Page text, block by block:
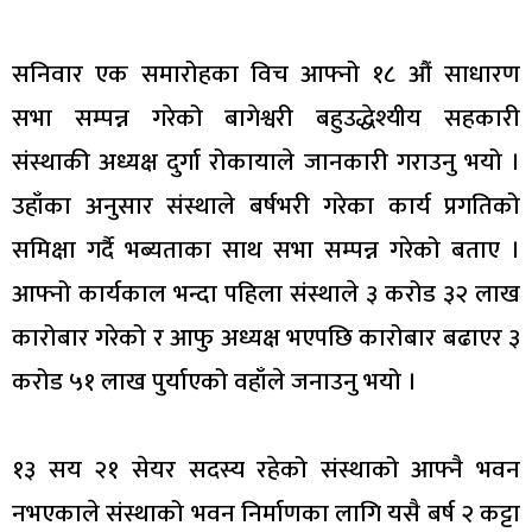
सनिवार एक समारोहका विच आफ्नो १८ औं साधारण
सभा सम्पन्न गरेको बागेश्वरी बहुउद्धेश्यीय सहकारी
संस्थाकी अध्यक्ष दुर्गा रोकायाले जानकारी गराउनु भयो ।
उहाँका अनुसार संस्थाले बर्षभरी गरेका कार्य प्रगतिको
समिक्षा गर्दै भब्यताका साथ सभा सम्पन्न गरेको बताए ।
आफ्नो कार्यकाल भन्दा पहिला संस्थाले ३ करोड ३२ लाख
कारोबार गरेको र आफु अध्यक्ष भएपछि कारोबार बढाएर ३
करोड ५१ लाख पुर्याएको वहाँले जनाउनु भयो ।
१३ सय २१ सेयर सदस्य रहेको संस्थाको आफ्नै भवन
नभएकाले संस्थाको भवन निर्माणका लागि यसै बर्ष २ कट्टा